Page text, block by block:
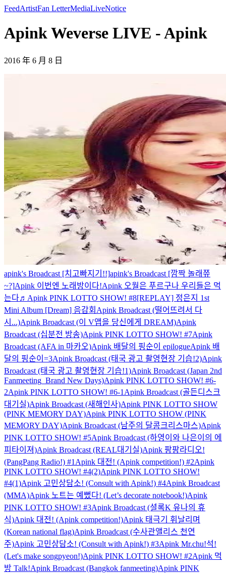
FeedArtistFan LetterMediaLiveNotice
Apink Weverse LIVE - Apink
2016 年 6 月 8 日
apink's Broadcast [치고빠지기!!]apink's Broadcast [깜짝 놀래쮸
~?]Apink 이번엔 노래방이다!Apink 오월은 푸르구나 우리들은 먹
는다♬ Apink PINK LOTTO SHOW! #8[REPLAY] 정은지 1st
Mini Album [Dream] 음감회 Apink Broadcast (떨어뜨려서 다
시...)Apink Broadcast (이 V앱을 당신에게 DREAM)Apink
Broadcast (십분전 방송)Apink PINK LOTTO SHOW! #7Apink
Broadcast (AFA in 마카오)Apink 배달의 핑순이 epilogueApink 배
달의 핑순이=3Apink Broadcast (태국 광고 촬영현장 기습!2)Apink
Broadcast (태국 광고 촬영현장 기습!1)Apink Broadcast (Japan 2nd
Fanmeeting_Brand New Days)Apink PINK LOTTO SHOW! #6-
2Apink PINK LOTTO SHOW! #6-1 Apink Broadcast (골든디스크
대기실)Apink Broadcast (새해인사)Apink PINK LOTTO SHOW
(PINK MEMORY DAY)Apink PINK LOTTO SHOW (PINK
MEMORY DAY)Apink Broadcast (남주의 달콤크리스마스)Apink
PINK LOTTO SHOW! #5Apink Broadcast (하영이와 나은이의 에
피타이져)Apink Broadcast (REAL대기실)Apink 팡팡라디오!
(PangPang Radio!) #1 Apink 대전! (Apink competition!) #2Apink
PINK LOTTO SHOW! #4(2)Apink PINK LOTTO SHOW!
#4(1)Apink 고민상담소! (Consult with Apink!) #4Apink Broadcast
(MMA)Apink 노트는 예뻤다! (Let’s decorate notebook!)Apink
PINK LOTTO SHOW! #3Apink Broadcast (셜록K 유나의 휴
식)Apink 대전! (Apink competition!)Apink 태극기 휘날리며
(Korean national flag)Apink Broadcast (수사관앨리스 천연
주)Apink 고민상담소! (Consult with Apink!) #3Apink Mr.chu!석!
(Let's make songpyeon!)Apink PINK LOTTO SHOW! #2Apink 먹
방 Talk!Apink Broadcast (Bangkok fanmeeting)Apink PINK